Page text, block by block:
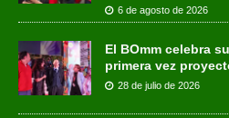
6 de agosto de 2026
El BOmm celebra
primera vez
28 de julio de 2026